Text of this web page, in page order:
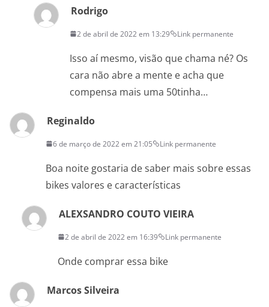
Rodrigo
2 de abril de 2022 em 13:29 Link permanente
Isso aí mesmo, visão que chama né? Os
cara não abre a mente e acha que
compensa mais uma 50tinha…
Reginaldo
6 de março de 2022 em 21:05 Link permanente
Boa noite gostaria de saber mais sobre essas
bikes valores e características
ALEXSANDRO COUTO VIEIRA
2 de abril de 2022 em 16:39 Link permanente
Onde comprar essa bike
Marcos Silveira